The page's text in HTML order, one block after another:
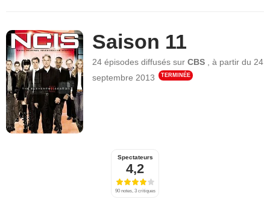
Saison 11
24 épisodes diffusés surCBS ,à partir du24
septembre 2013
TERMINÉE
Spectateurs
4,2
90 notes, 3 critiques